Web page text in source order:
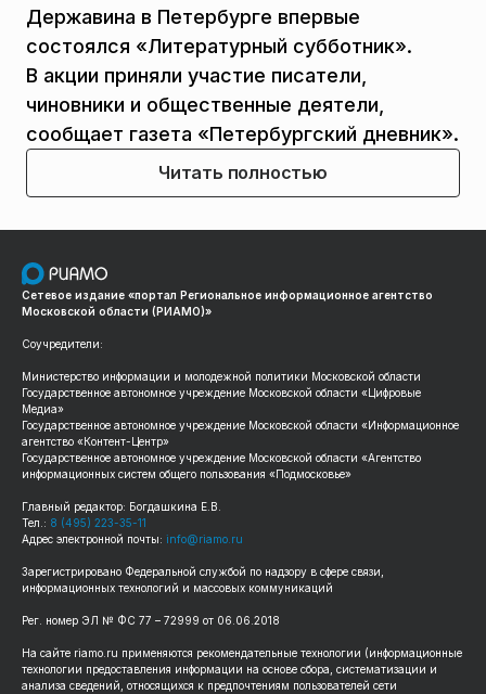
Державина в Петербурге впервые
состоялся «Литературный субботник».
В акции приняли участие писатели,
чиновники и общественные деятели,
сообщает газета «Петербургский дневник».
Читать полностью
Сетевое издание «портал Региональное информационное агентство
Московской области (РИАМО)»
Соучредители:
Министерство информации и молодежной политики Московской области
Государственное автономное учреждение Московской области «Цифровые
Медиа»
Государственное автономное учреждение Московской области «Информационное
агентство «Контент-Центр»
Государственное автономное учреждение Московской области «Агентство
информационных систем общего пользования «Подмосковье»
Главный редактор: Богдашкина Е.В.
Тел.: 8 (495) 223-35-11
Адрес электронной почты: info@riamo.ru
Зарегистрировано Федеральной службой по надзору в сфере связи,
информационных технологий и массовых коммуникаций
Рег. номер ЭЛ № ФС 77 – 72999 от 06.06.2018
На сайте riamo.ru применяются рекомендательные технологии (информационные
технологии предоставления информации на основе сбора, систематизации и
анализа сведений, относящихся к предпочтениям пользователей сети